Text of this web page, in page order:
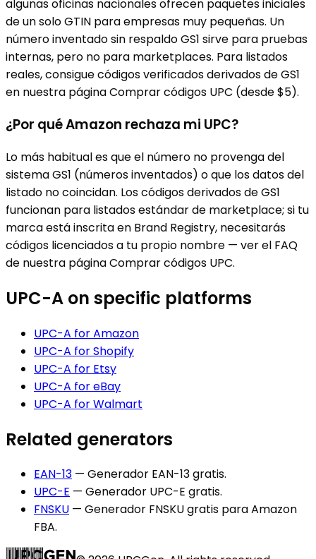
algunas oficinas nacionales ofrecen paquetes iniciales
de un solo GTIN para empresas muy pequeñas. Un
número inventado sin respaldo GS1 sirve para pruebas
internas, pero no para marketplaces. Para listados
reales, consigue códigos verificados derivados de GS1
en nuestra página Comprar códigos UPC (desde $5).
¿Por qué Amazon rechaza mi UPC?
Lo más habitual es que el número no provenga del
sistema GS1 (números inventados) o que los datos del
listado no coincidan. Los códigos derivados de GS1
funcionan para listados estándar de marketplace; si tu
marca está inscrita en Brand Registry, necesitarás
códigos licenciados a tu propio nombre — ver el FAQ
de nuestra página Comprar códigos UPC.
UPC-A on specific platforms
UPC-A forAmazon
UPC-A forShopify
UPC-A for Etsy
UPC-A foreBay
UPC-A forWalmart
Related generators
EAN-13 — Generador EAN-13 gratis.
UPC-E — Generador UPC-E gratis.
FNSKU — Generador FNSKU gratis para Amazon
FBA.